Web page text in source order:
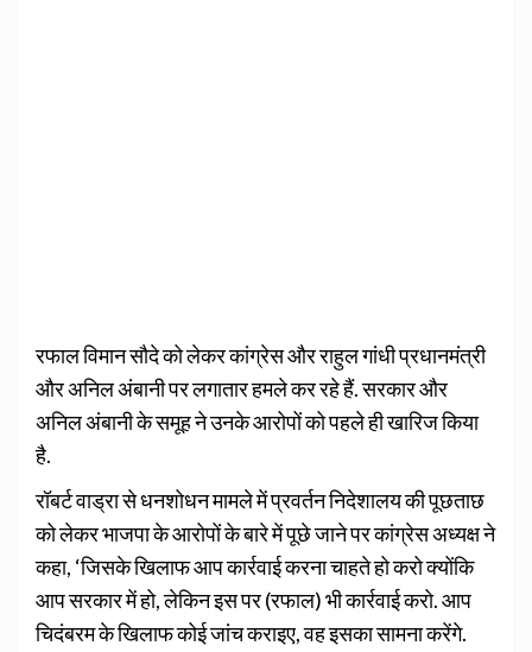
रफाल विमान सौदे को लेकर कांग्रेस और राहुल गांधी प्रधानमंत्री
और अनिल अंबानी पर लगातार हमले कर रहे हैं. सरकार और
अनिल अंबानी के समूह ने उनके आरोपों को पहले ही खारिज किया
है.
रॉबर्ट वाड्रा से धनशोधन मामले में प्रवर्तन निदेशालय की पूछताछ
को लेकर भाजपा के आरोपों के बारे में पूछे जाने पर कांग्रेस अध्यक्ष ने
कहा, ‘जिसके खिलाफ आप कार्रवाई करना चाहते हो करो क्योंकि
आप सरकार में हो, लेकिन इस पर (रफाल) भी कार्रवाई करो. आप
चिदंबरम के खिलाफ कोई जांच कराइए, वह इसका सामना करेंगे.